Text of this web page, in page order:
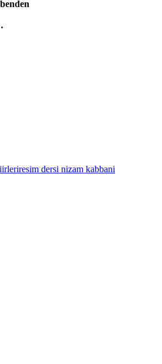
resim dersi nizam kabbani